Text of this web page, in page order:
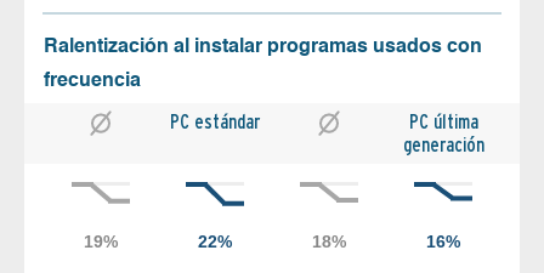
Ralentización al instalar programas usados con
frecuencia
PC estándar
PC última
generación